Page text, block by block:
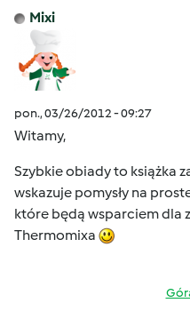
Mixi
pon., 03/26/2012 - 09:27
Witamy,
Szybkie obiady to książka
wskazuje pomysły na
które będą wsparciem dla
Thermomixa